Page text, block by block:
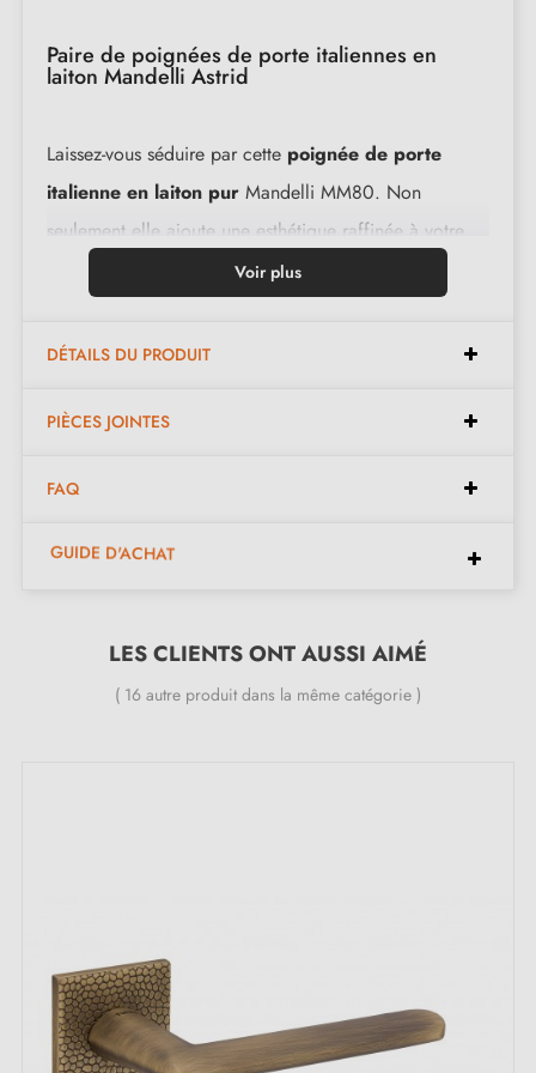
Paire de poignées de porte italiennes en
laiton Mandelli Astrid
Laissez-vous séduire par cette poignée de porte
italienne en laiton pur Mandelli MM80. Non
seulement elle ajoute une esthétique raffinée à votre
intérieur, mais sa fabrication en laiton pur garantit
Matériau : laiton massif 100% Italien (garantie de la
Garantie constructeur de 24 mois
pour la Belgique, la Suisse et l'UE
Vis M4 pour une fixation robuste
Vis et clé Allen de 3 mm pour l'assemblage
Voir plus
DÉTAILS DU PRODUIT
PIÈCES JOINTES
FAQ
GUIDE D'ACHAT
LES CLIENTS ONT AUSSI AIMÉ
( 16 autre produit dans la même catégorie )